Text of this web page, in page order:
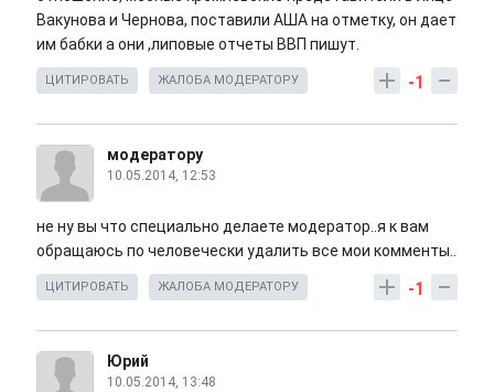
Вакунова и Чернова, поставили АША на отметку, он дает
им бабки а они ,липовые отчеты ВВП пишут.
-1
ЦИТИРОВАТЬ ЖАЛОБА МОДЕРАТОРУ
модератору
10.05.2014, 12:53
не ну вы что специально делаете модератор..я к вам
обращаюсь по человечески удалить все мои комменты..
-1
ЦИТИРОВАТЬ ЖАЛОБА МОДЕРАТОРУ
Юрий
10.05.2014, 13:48